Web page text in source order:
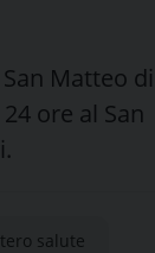
Matteo di
ore al San
salute